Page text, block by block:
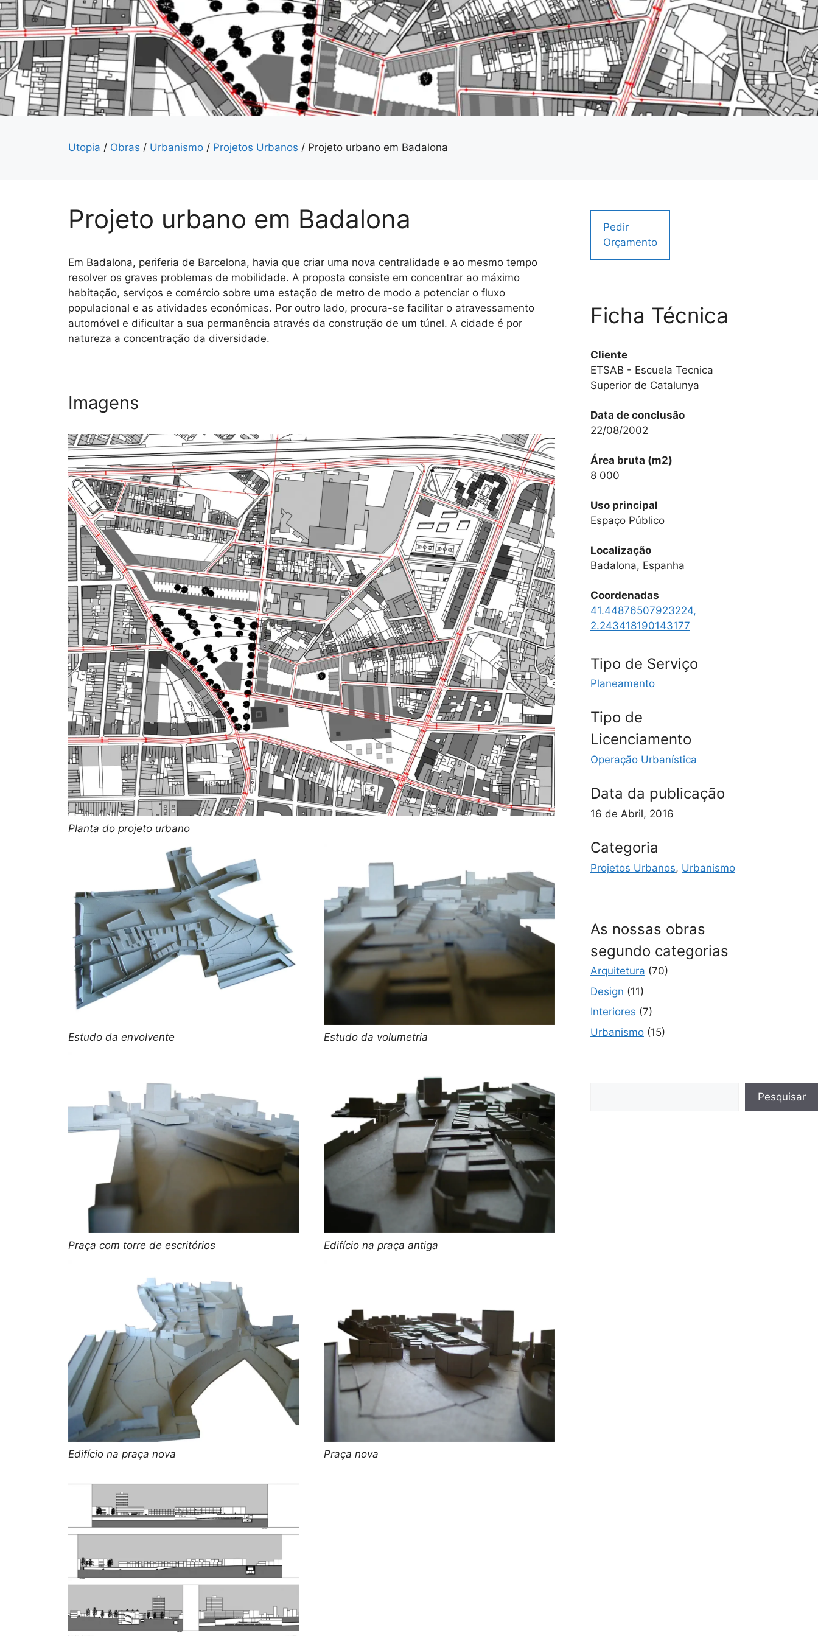
Utopia / Obras / Urbanismo / Projetos Urbanos / Projeto urbano em Badalona
Projeto urbano em Badalona
Em Badalona, periferia de Barcelona, havia que criar uma nova centralidade e ao mesmo tempo
resolver os graves problemas de mobilidade. A proposta consiste em concentrar ao máximo
habitação, serviços e comércio sobre uma estação de metro de modo a potenciar o fluxo
populacional e as atividades económicas. Por outro lado, procura-se facilitar o atravessamento
automóvel e dificultar a sua permanência através da construção de um túnel. A cidade é por
natureza a concentração da diversidade.
Imagens
Planta do projeto urbano
Estudo da envolvente Estudo da volumetria
Praça com torre de escritórios Edifício na praça antiga
Edifício na praça nova Praça nova
Pedir
Orçamento
Ficha Técnica
Cliente
ETSAB - Escuela Tecnica
Superior de Catalunya
Data de conclusão
22/08/2002
Área bruta (m2)
8 000
Uso principal
Espaço Público
Localização
Badalona, Espanha
Coordenadas
41.44876507923224,
2.243418190143177
Tipo de Serviço
Planeamento
Tipo de
Licenciamento
Operação Urbanística
Data da publicação
16 de Abril, 2016
Categoria
Projetos Urbanos, Urbanismo
As nossas obras
segundo categorias
Arquitetura (70)
Design (11)
Interiores (7)
Urbanismo (15)
Pesquisar